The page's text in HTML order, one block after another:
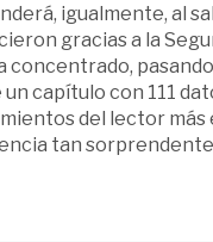
igualmente, al
gracias a la
concentrado,
un capítulo con 111
del lector más
tan